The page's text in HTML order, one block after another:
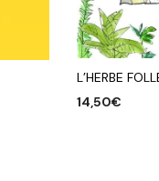
L’HERBE
14,50€